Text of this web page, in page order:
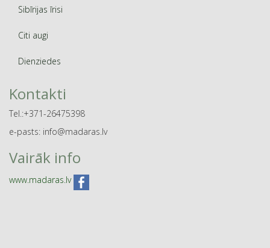
Sibīrijas īrisi
Citi augi
Dienziedes
Kontakti
Tel.:+371-26475398
e-pasts: info@madaras.lv
Vairāk info
www.madaras.lv